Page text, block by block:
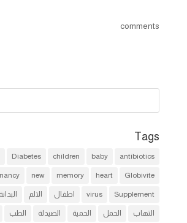
comments
Tags
antibiotics
baby
children
Diabetes
Globivite
heart
memory
new
Supplement
virus اطفال الالم البدانة
التهاب الحمل الحمية الصيدلة الطب